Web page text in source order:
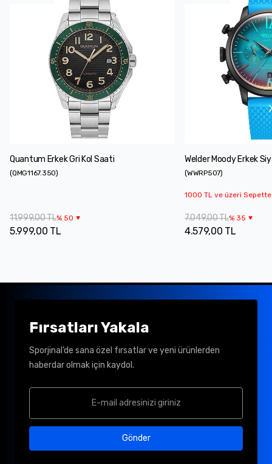
Quantum Erkek Gri Kol Saati
(QMG1167.350)
11.999,00 TL% 50
5.999,00 TL
Welder Moody Erkek
(WWRP507)
1000 TL ve üzeri
7.049,00 TL% 35
4.579,00 TL
Fırsatları Yakala
Sporjinal’de sana özel fırsatlar ve yeni ürünlerden
haberdar olmak için kaydol.
Gönder